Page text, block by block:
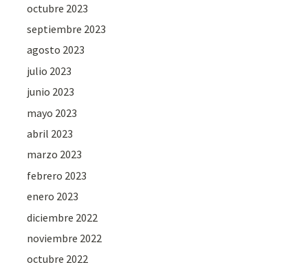
octubre 2023
septiembre 2023
agosto 2023
julio 2023
junio 2023
mayo 2023
abril 2023
marzo 2023
febrero 2023
enero 2023
diciembre 2022
noviembre 2022
octubre 2022